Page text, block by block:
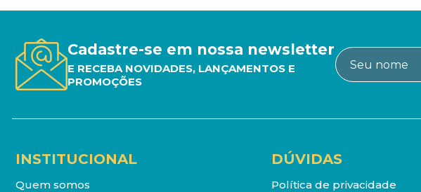
Cadastre-se em nossa newsletter
E RECEBA NOVIDADES, LANÇAMENTOS E
PROMOÇÕES
INSTITUCIONAL
Quem somos
DÚVIDAS
Política de privacidade